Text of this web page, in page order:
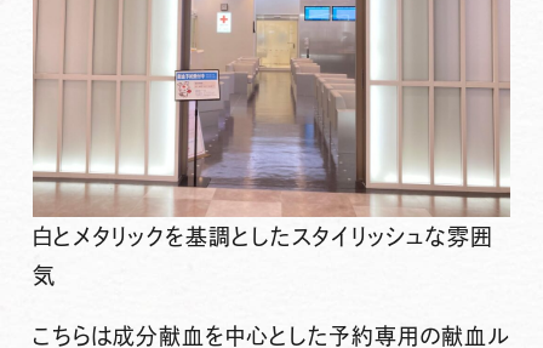
白とメタリックを基調としたスタイリッシュな雰囲
気
こちらは成分献血を中心とした予約専用の献血ル